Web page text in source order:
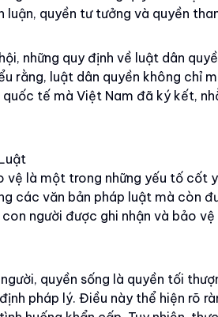
luận, quyền tư tưởng và quyền
những quy định về luật dân
rằng, luật dân quyền không chỉ
tế mà Việt Nam đã ký kết,
vệ là một trong những yếu tố cốt
các văn bản pháp luật mà còn
người được ghi nhận và bảo
quyền sống là quyền tối
pháp lý. Điều này thể hiện rõ